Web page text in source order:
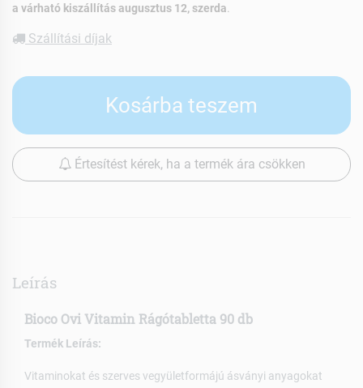
a várható kiszállítás augusztus 12, szerda
Szállítási díjak
Kosárba teszem
Értesítést kérek, ha a termék ára csökken
Leírás
Bioco Ovi Vitamin Rágótabletta 90 db
Termék Leírás:
Vitaminokat és szerves vegyületformájú ásványi anyagokat